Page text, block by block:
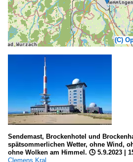
(C)
Sendemast, Brockenhotel und
spätsommerlichen Wetter, ohne Wind,
ohne Wolken am Himmel. 🕓 5.9.2023 |
Clemens Kral